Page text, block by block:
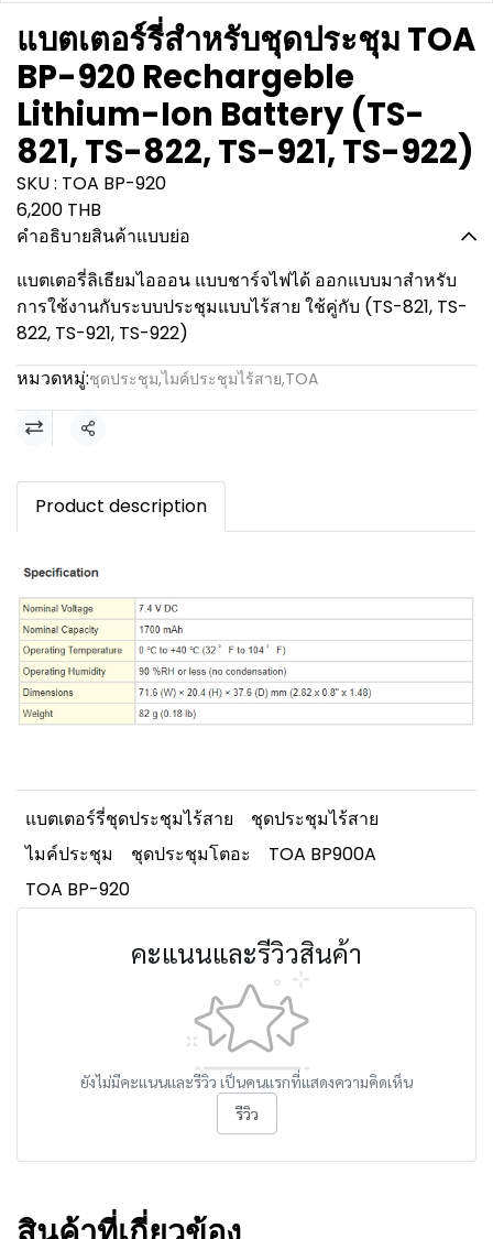
แบตเตอร์รี่สำหรับชุดประชุม TOA
BP-920 Rechargeble
Lithium-Ion Battery (TS-
821, TS-822, TS-921, TS-922)
SKU : TOA BP-920
6,200 THB
คำอธิบายสินค้าแบบย่อ
แบตเตอรี่ลิเธียมไอออน แบบชาร์จไฟได้ ออกแบบมาสำหรับ
การใช้งานกับระบบประชุมแบบไร้สาย ใช้คู่กับ (TS-821, TS-
822, TS-921, TS-922)
หมวดหมู่:ชุดประชุม,ไมค์ประชุมไร้สาย,TOA
แชร์
Product description
แบตเตอร์รี่ชุดประชุมไร้สาย
ชุดประชุมไร้สาย
ไมค์ประชุม
ชุดประชุมโตอะ
TOA BP900A
TOA BP-920
คะแนนและรีวิวสินค้า
ยังไม่มีคะแนนและรีวิว เป็นคนแรกที่แสดงความคิดเห็น
รีวิว